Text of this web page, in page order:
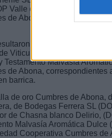
Valle de Güímar) y Flor de
de Abona (DOP Islas
premiados Martinón,
Viticultores de la Comarca
Testamento Malvasía
de Abona, correspondientes
barrica.
de oro Cumbres de Abona,
de Bodegas Ferrera SL
de Chasna blanco Delirio,
Malvasía Aromática Dulce
Cooperativa Cumbres de